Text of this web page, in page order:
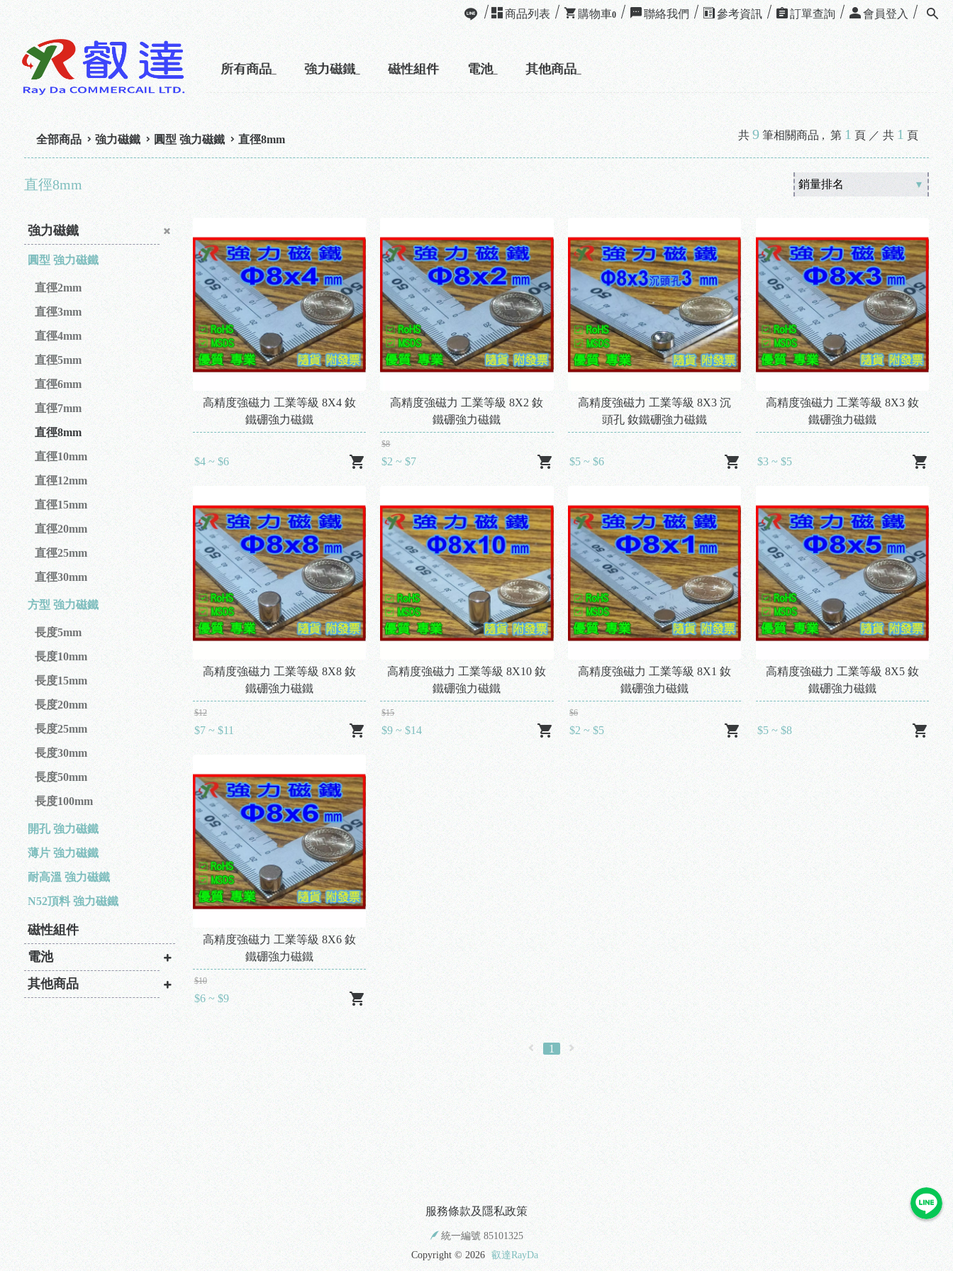
商品列表 購物車0 聯絡我們 參考資訊 訂單查詢 會員登入
所有商品 強力磁鐵 磁性組件 電池 其他商品
全部商品 強力磁鐵 圓型 強力磁鐵 直徑8mm 共 9 筆相關商品 , 第 1 頁 ／ 共 1 頁
直徑8mm
強力磁鐵
圓型 強力磁鐵
直徑2mm
直徑3mm
直徑4mm
直徑5mm
直徑6mm
直徑7mm
直徑8mm
直徑10mm
直徑12mm
直徑15mm
直徑20mm
直徑25mm
直徑30mm
方型 強力磁鐵
長度5mm
長度10mm
長度15mm
長度20mm
長度25mm
長度30mm
長度50mm
長度100mm
開孔 強力磁鐵
薄片 強力磁鐵
耐高溫 強力磁鐵
N52頂料 強力磁鐵
磁性組件
電池
其他商品
高精度強磁力 工業等級 8X4 釹
鐵硼強力磁鐵
$4 ~ $6
高精度強磁力 工業等級 8X2 釹
鐵硼強力磁鐵
$8
$2 ~ $7
高精度強磁力 工業等級 8X3 沉
頭孔 釹鐵硼強力磁鐵
$5 ~ $6
高精度強磁力 工業等級 8X3 釹
鐵硼強力磁鐵
$3 ~ $5
高精度強磁力 工業等級 8X8 釹
鐵硼強力磁鐵
$12
$7 ~ $11
高精度強磁力 工業等級 8X10 釹
鐵硼強力磁鐵
$15
$9 ~ $14
高精度強磁力 工業等級 8X1 釹
鐵硼強力磁鐵
$6
$2 ~ $5
高精度強磁力 工業等級 8X5 釹
鐵硼強力磁鐵
$5 ~ $8
高精度強磁力 工業等級 8X6 釹
鐵硼強力磁鐵
$10
$6 ~ $9
1
服務條款及隱私政策
統一編號 85101325
Copyright © 2026 叡達RayDa